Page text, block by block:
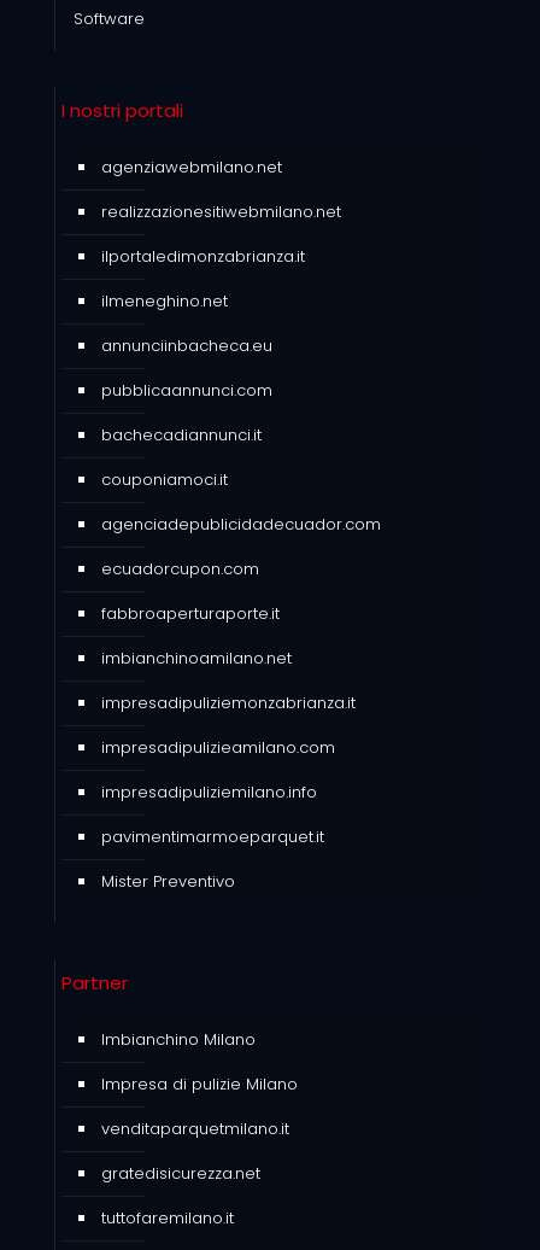
Software
I nostri portali
agenziawebmilano.net
realizzazionesitiwebmilano.net
ilportaledimonzabrianza.it
ilmeneghino.net
annunciinbacheca.eu
pubblicaannunci.com
bachecadiannunci.it
couponiamoci.it
agenciadepublicidadecuador.com
ecuadorcupon.com
fabbroaperturaporte.it
imbianchinoamilano.net
impresadipuliziemonzabrianza.it
impresadipulizieamilano.com
impresadipuliziemilano.info
pavimentimarmoeparquet.it
Mister Preventivo
Partner
Imbianchino Milano
Impresa di pulizie Milano
venditaparquetmilano.it
gratedisicurezza.net
tuttofaremilano.it